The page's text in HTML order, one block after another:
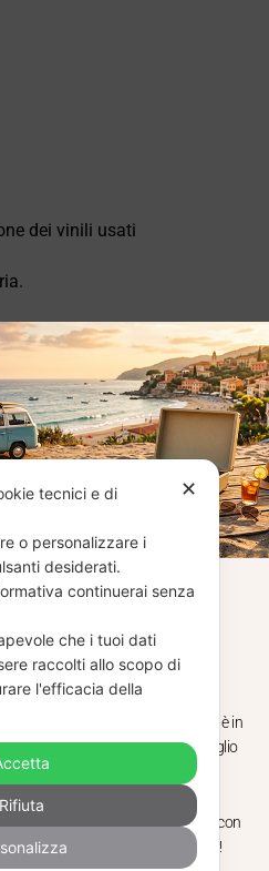
dei vinili usati
online?
i vinili usati
Usati | P.IVA 12240940960
NextWebStudio
✕
tecnici e di
o personalizzare i
desiderati.
continuerai senza
che i tuoi dati
raccolti allo scopo di
l'efficacia della
Rifiuta
ESTIVA
al 31 agosto venditaviniliusati.it è in
Gli ordini ricevuti entro il 29 luglio
spediti regolarmente.
il 1 settembre, pronti a riprendere con
arrivi. Buona estate e buon ascolto!